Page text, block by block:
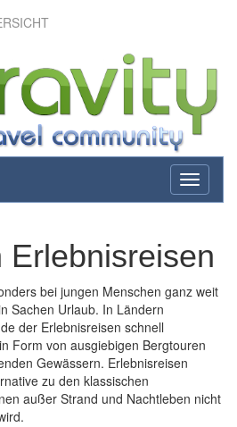
toggle
Erlebnisreisen
bei jungen Menschen ganz weit
Sachen Urlaub. In Ländern
der Erlebnisreisen schnell
Form von ausgiebigen Bergtouren
Gewässern. Erlebnisreisen
zu den klassischen
außer Strand und Nachtleben nicht